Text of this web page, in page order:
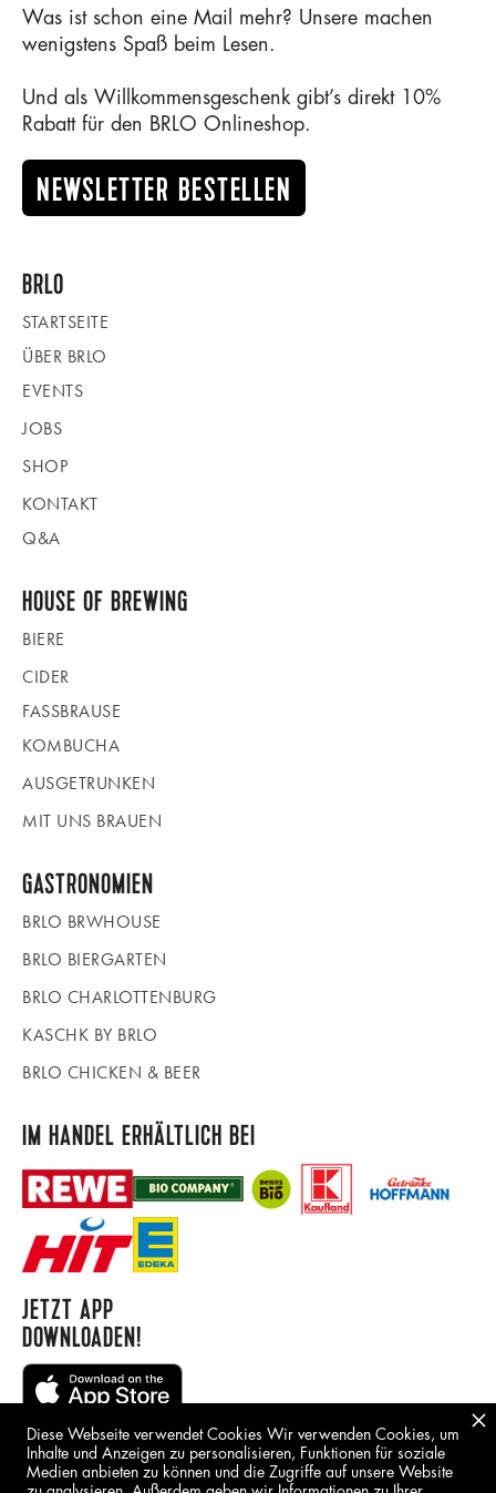
Was ist schon eine Mail mehr? Unsere machen
wenigstens Spaß beim Lesen.
Und als Willkommensgeschenk gibt’s direkt 10%
Rabatt für den BRLO Onlineshop.
NEWSLETTER BESTELLEN
BRLO
STARTSEITE
ÜBER BRLO
EVENTS
JOBS
SHOP
KONTAKT
Q&A
HOUSE OF BREWING
BIERE
CIDER
FASSBRAUSE
KOMBUCHA
AUSGETRUNKEN
MIT UNS BRAUEN
GASTRONOMIEN
BRLO BRWHOUSE
BRLO BIERGARTEN
BRLO CHARLOTTENBURG
KASCHK BY BRLO
BRLO CHICKEN & BEER
IM HANDEL ERHÄLTLICH BEI
JETZT APP
DOWNLOADEN!
Diese Webseite verwendet Cookies Wir verwenden Cookies, um
Inhalte und Anzeigen zu personalisieren, Funktionen für soziale
Medien anbieten zu können und die Zugriffe auf unsere Website